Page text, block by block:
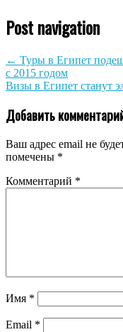
Post navigation
← Туры в Египет
с 2015 годом
Визы в Египет станут
Добавить
Ваш адрес email не
помечены *
Комментарий *
Имя *
Email *